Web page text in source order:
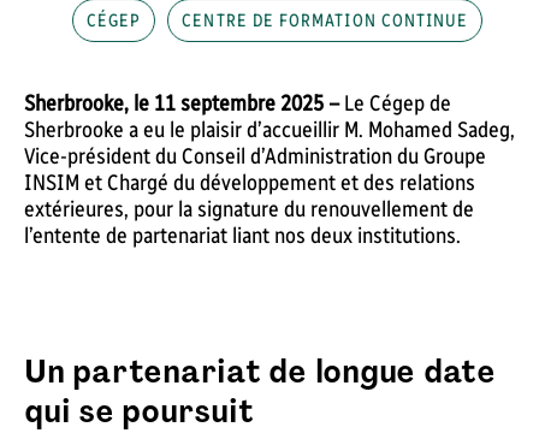
CÉGEP CENTRE DE FORMATION CONTINUE
Sherbrooke, le 11 septembre 2025 –Le Cégep de
Sherbrooke a eu le plaisir d’accueillir M. Mohamed Sadeg,
Vice-président du Conseil d’Administration du Groupe
INSIM et Chargé du développement et des relations
extérieures, pour la signature du renouvellement de
l’entente de partenariat liant nos deux institutions.
Un partenariat de longue date
qui se poursuit